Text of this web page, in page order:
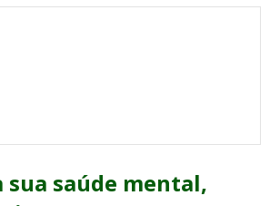
sua saúde mental,